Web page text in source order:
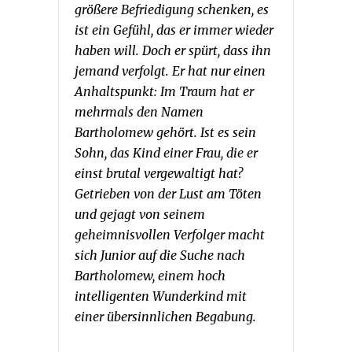
größere Befriedigung schenken, es
ist ein Gefühl, das er immer wieder
haben will. Doch er spürt, dass ihn
jemand verfolgt. Er hat nur einen
Anhaltspunkt: Im Traum hat er
mehrmals den Namen
Bartholomew gehört. Ist es sein
Sohn, das Kind einer Frau, die er
einst brutal vergewaltigt hat?
Getrieben von der Lust am Töten
und gejagt von seinem
geheimnisvollen Verfolger macht
sich Junior auf die Suche nach
Bartholomew, einem hoch
intelligenten Wunderkind mit
einer übersinnlichen Begabung.